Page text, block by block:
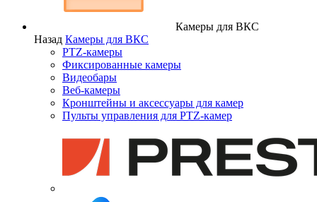
Камеры для ВКС
Назад Камеры для ВКС
PTZ-камеры
Фиксированные камеры
Видеобары
Веб-камеры
Кронштейны и аксессуары для камер
Пульты управления для PTZ-камер